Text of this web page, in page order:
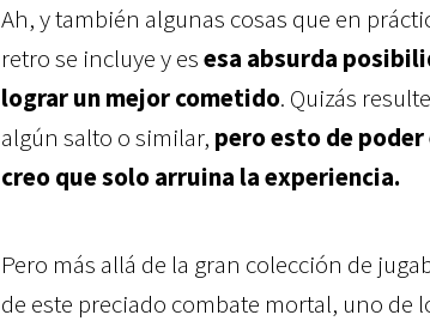
Ah, y también algunas cosas que en
retro se incluye y esesa absurda
lograr un mejor cometido. Quizás
algún salto o similar, pero esto de
creo que solo arruina la experiencia.
Pero más allá de la gran colección de
de este preciado combate mortal, uno de